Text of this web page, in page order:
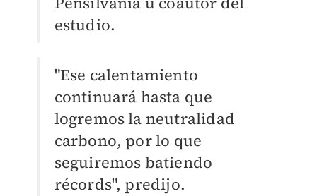
estudio.
"Ese calentamiento
continuará hasta que
logremos la neutralidad
carbono, por lo que
seguiremos batiendo
récords", predijo.